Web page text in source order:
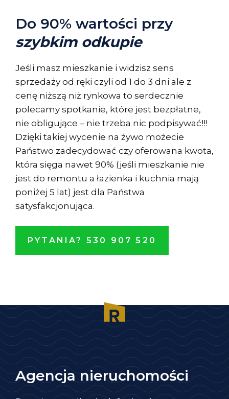
Do 90% wartości przy
szybkim odkupie
Jeśli masz mieszkanie i widzisz sens
sprzedaży od ręki czyli od 1 do 3 dni ale z
cenę niższą niż rynkowa to serdecznie
polecamy spotkanie, które jest bezpłatne,
nie obligujące – nie trzeba nic podpisywać!!!
Dzięki takiej wycenie na żywo możecie
Państwo zadecydować czy oferowana kwota,
która sięga nawet 90% (jeśli mieszkanie nie
jest do remontu a łazienka i kuchnia mają
poniżej 5 lat) jest dla Państwa
satysfakcjonująca.
PYTANIA? 530 907 520
Agencja nieruchomości